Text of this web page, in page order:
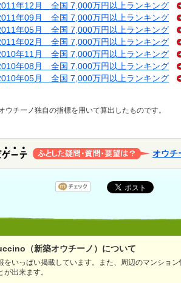
年12月 全国 7,000万円以上ランキング
年09月 全国 7,000万円以上ランキング
年05月 全国 7,000万円以上ランキング
年02月 全国 7,000万円以上ランキング
年11月 全国 7,000万円以上ランキング
年08月 全国 7,000万円以上ランキング
年05月 全国 7,000万円以上ランキング
チーノ独自の指標を用いて算出したものです。
オウチ
（新築オウチーノ）について
いっぱい掲載しています。また、周辺のマンショ
出来ます。